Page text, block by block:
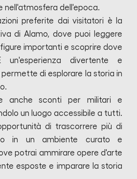
nell'atmosfera dell'epoca.
preferite dai visitatori è la
di Alamo, dove puoi leggere
importanti e scoprire dove
divertente e
di esplorare la storia in
anche sconti per militari e
un luogo accessibile a tutti.
di trascorrere più di
in un ambiente curato e
potrai ammirare opere d'arte
esposte e imparare la storia